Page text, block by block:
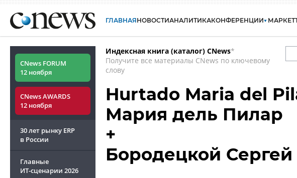
ГЛАВНАЯНОВОСТИАНАЛИТИКАКОНФЕРЕНЦИИ МАРКЕТ
CNews FORUM
12 ноября
CNews AWARDS
12 ноября
30 лет рынку ERP
в России
Главные
ИТ-сценарии 2026
Индексная книга (каталог) CNews*
Получите все материалы CNews по ключевому
слову
Hurtado Maria del
Мария дель Пилар
+
Бородецкой Сергей